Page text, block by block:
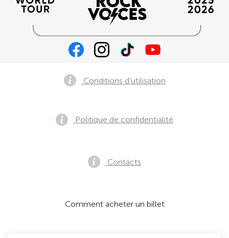
Conditions d'utilisation
Politique de confidentialité
Contacts
Comment acheter un billet